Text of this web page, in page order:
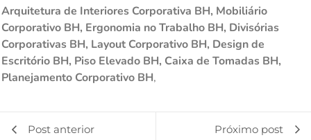
Arquitetura de Interiores Corporativa BH, Mobiliário
Corporativo BH, Ergonomia no Trabalho BH, Divisórias
Corporativas BH, Layout Corporativo BH, Design de
Escritório BH, Piso Elevado BH, Caixa de Tomadas BH,
Planejamento Corporativo BH,
Post anterior Próximo post